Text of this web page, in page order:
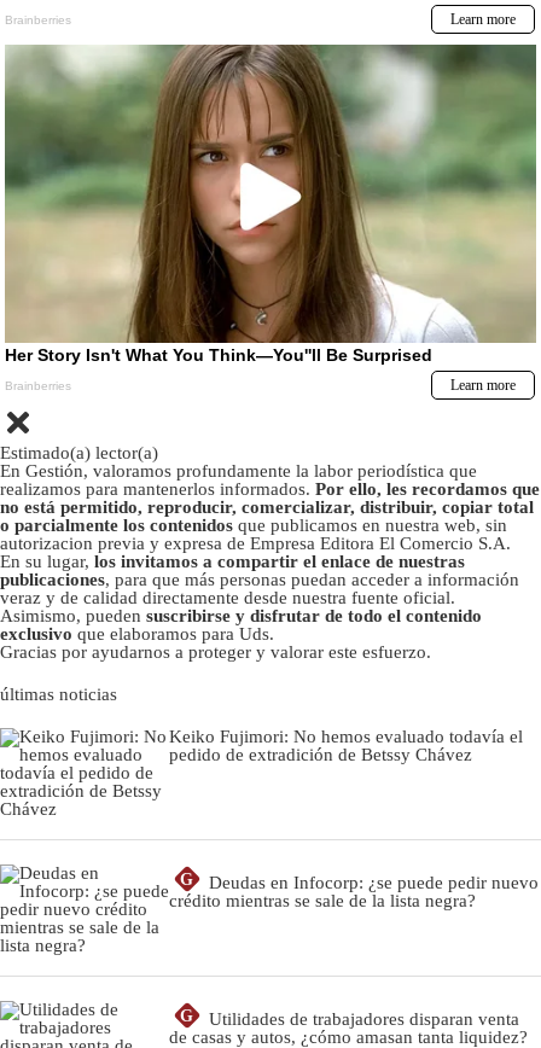
Estimado(a) lector(a)
En Gestión, valoramos profundamente la labor periodística que
realizamos para mantenerlos informados. Por ello, les recordamos que
no está permitido, reproducir, comercializar, distribuir, copiar total
o parcialmente los contenidos que publicamos en nuestra web, sin
autorizacion previa y expresa de Empresa Editora El Comercio S.A.
En su lugar, los invitamos a compartir el enlace de nuestras
publicaciones, para que más personas puedan acceder a información
veraz y de calidad directamente desde nuestra fuente oficial.
Asimismo, pueden suscribirse y disfrutar de todo el contenido
exclusivo que elaboramos para Uds.
Gracias por ayudarnos a proteger y valorar este esfuerzo.
últimas noticias
Keiko Fujimori: No hemos evaluado todavía el
pedido de extradición de Betssy Chávez
G
Deudas en Infocorp: ¿se puede pedir nuevo
crédito mientras se sale de la lista negra?
G
Utilidades de trabajadores disparan venta
de casas y autos, ¿cómo amasan tanta liquidez?